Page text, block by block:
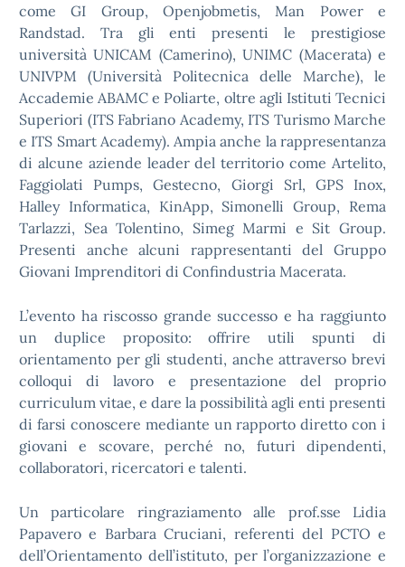
come GI Group, Openjobmetis, Man Power e
Randstad. Tra gli enti presenti le prestigiose
università UNICAM (Camerino), UNIMC (Macerata) e
UNIVPM (Università Politecnica delle Marche), le
Accademie ABAMC e Poliarte, oltre agli Istituti Tecnici
Superiori (ITS Fabriano Academy, ITS Turismo Marche
e ITS Smart Academy). Ampia anche la rappresentanza
di alcune aziende leader del territorio come Artelito,
Faggiolati Pumps, Gestecno, Giorgi Srl, GPS Inox,
Halley Informatica, KinApp, Simonelli Group, Rema
Tarlazzi, Sea Tolentino, Simeg Marmi e Sit Group.
Presenti anche alcuni rappresentanti del Gruppo
Giovani Imprenditori di Confindustria Macerata.
L’evento ha riscosso grande successo e ha raggiunto
un duplice proposito: offrire utili spunti di
orientamento per gli studenti, anche attraverso brevi
colloqui di lavoro e presentazione del proprio
curriculum vitae, e dare la possibilità agli enti presenti
di farsi conoscere mediante un rapporto diretto con i
giovani e scovare, perché no, futuri dipendenti,
collaboratori, ricercatori e talenti.
Un particolare ringraziamento alle prof.sse Lidia
Papavero e Barbara Cruciani, referenti del PCTO e
dell’Orientamento dell’istituto, per l’organizzazione e